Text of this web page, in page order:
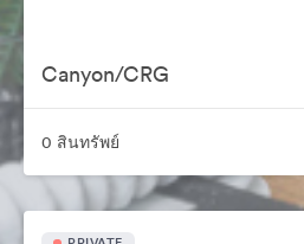
Canyon/CRG
0 สินทรัพย์